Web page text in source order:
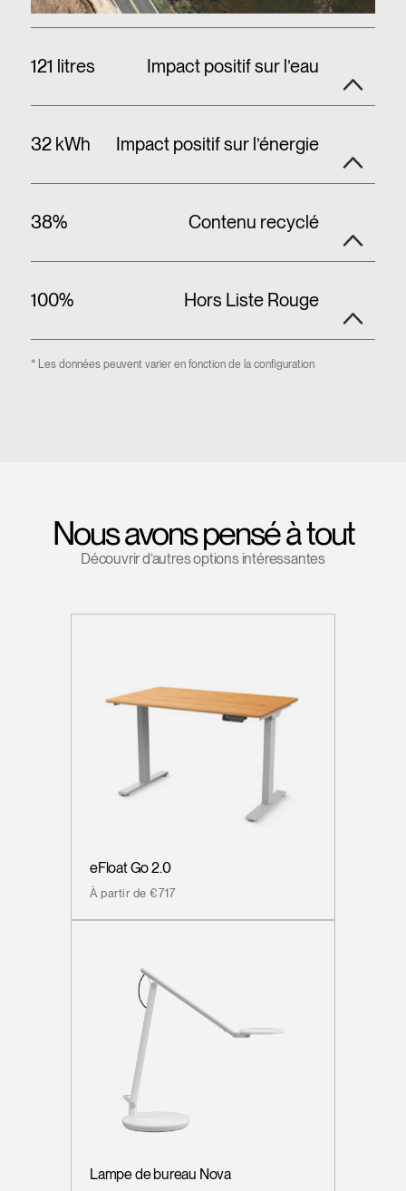
121 litres Impact positif sur l’eau
32 kWh Impact positif sur l’énergie
38% Contenu recyclé
100% Hors Liste Rouge
* Les données peuvent varier en fonction de la configuration
Nous avons pensé à tout
Découvrir d’autres options intéressantes
eFloat Go 2.0
À partir de €717
Lampe de bureau Nova